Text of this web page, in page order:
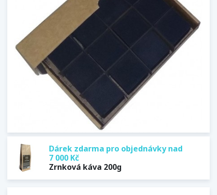
Dárek zdarma pro objednávky nad
7 000 Kč
Zrnková káva 200g